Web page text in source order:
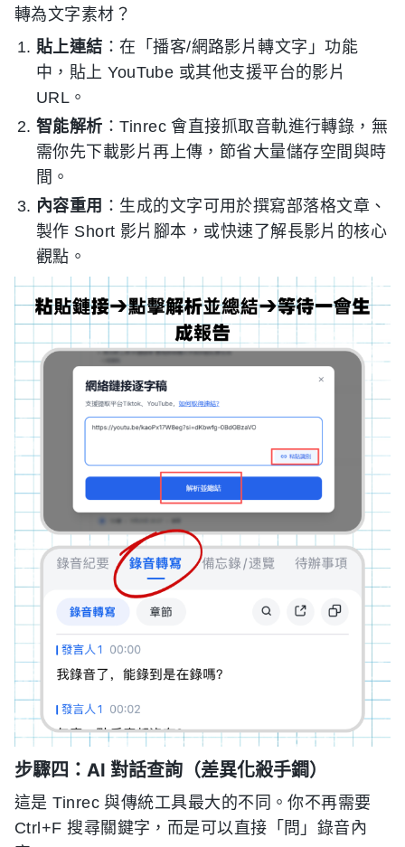
轉為文字素材？
貼上連結 ：在「播客/網路影片轉文字」功能
中，貼上 YouTube 或其他支援平台的影片
URL。
智能解析 ：Tinrec 會直接抓取音軌進行轉錄，無
需你先下載影片再上傳，節省大量儲存空間與時
間。
內容重用 ：生成的文字可用於撰寫部落格文章、
製作 Short 影片腳本，或快速了解長影片的核心
觀點。
步驟四：AI 對話查詢（差異化殺手鐧）
這是 Tinrec 與傳統工具最大的不同。你不再需要
Ctrl+F 搜尋關鍵字，而是可以直接「問」錄音內